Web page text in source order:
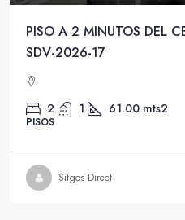
PISO A 2 MINUTOS DEL
SDV-2026-17
2 1 61.00 mts2
PISOS
Sitges Direct